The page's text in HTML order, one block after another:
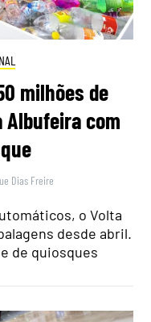
milhões de
Albufeira com
Dias Freire
o Volta
desde abril.
de quiosques